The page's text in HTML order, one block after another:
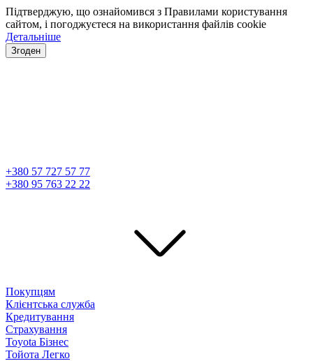
Підтверджую, що ознайомився з Правилами користування
сайтом, і погоджуєтеся на використання файлів cookie
Детальніше
Згоден
+380 57 727 57 77
+380 95 763 22 22
Покупцям
Клієнтська служба
Кредитування
Страхування
Toyota Бізнес
Тойота Легко